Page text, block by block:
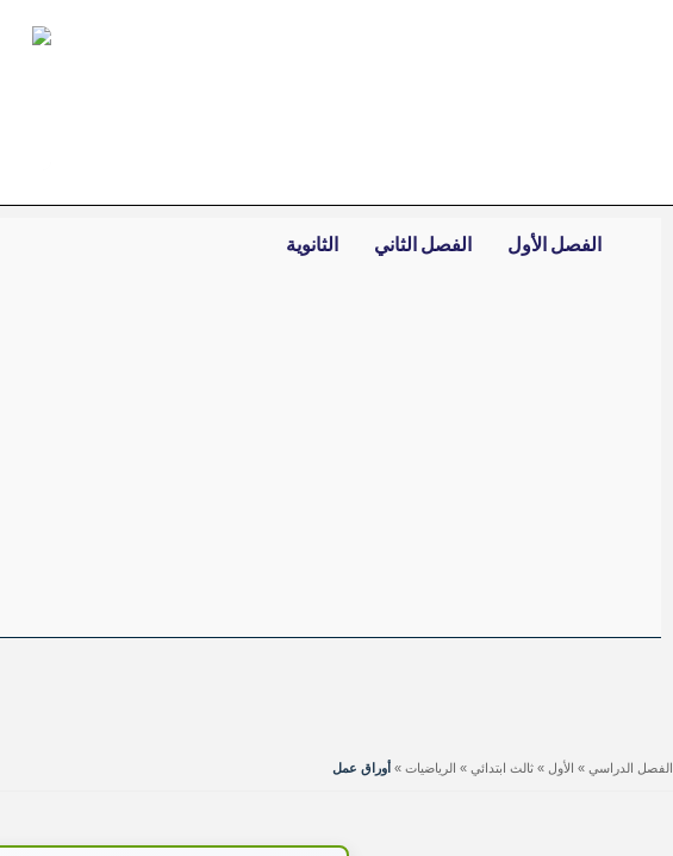
الفصل الأول الفصل الثاني الثانوية
الفصل الدراسي » الأول » ثالث ابتدائي » الرياضيات » أوراق عمل